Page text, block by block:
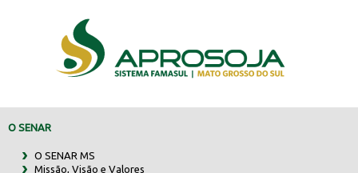
O SENAR
O SENAR MS
Missão, Visão e Valores